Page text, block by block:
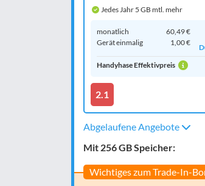
Jedes Jahr 5 GB mtl. mehr
monatlich
60,49 €
Gerät einmalig
1,00 €
Handyhase Effektivpreis
2.1
Abgelaufene Angebote
Mit 256 GB Speicher:
Wichtiges zum Trade-In-